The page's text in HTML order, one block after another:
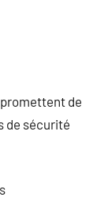
de
de sécurité